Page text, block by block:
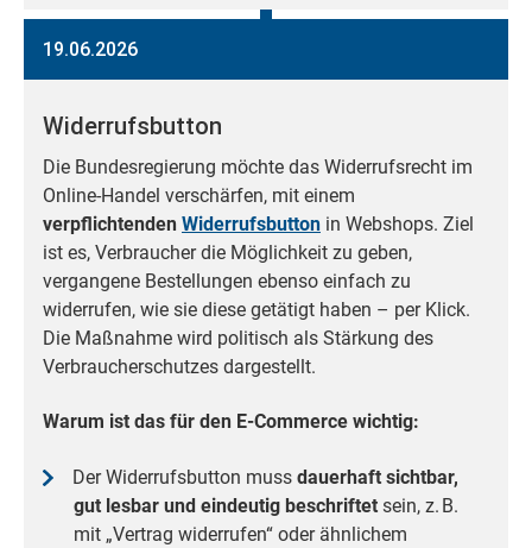
19.06.2026
Widerrufsbutton
Die Bundesregierung möchte das Widerrufsrecht im
Online-Handel verschärfen, mit einem
verpflichtenden Widerrufsbutton in Webshops. Ziel
ist es, Verbraucher die Möglichkeit zu geben,
vergangene Bestellungen ebenso einfach zu
widerrufen, wie sie diese getätigt haben – per Klick.
Die Maßnahme wird politisch als Stärkung des
Verbraucherschutzes dargestellt.
Warum ist das für den E-Commerce wichtig:
Der Widerrufsbutton muss dauerhaft sichtbar,
gut lesbar und eindeutig beschriftet sein, z. B.
mit „Vertrag widerrufen“ oder ähnlichem